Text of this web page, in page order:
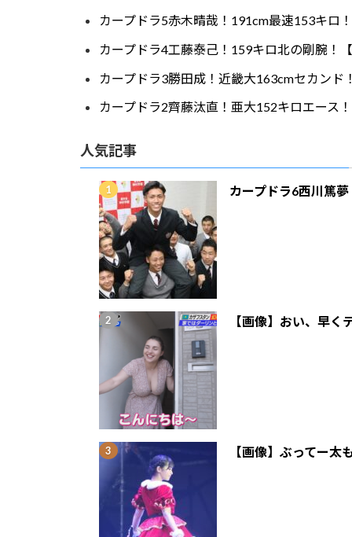
カープドラ5赤木晴哉！191cm最速153キロ
カープドラ4工藤泰己！159キロ北の剛腕！
カープドラ3勝田成！近畿大163cmセカン
カープドラ2齊藤汰直！亜大152キロエース
人気記事
カープドラ6西川篤
【画像】おい、早
【画像】ぶってー太